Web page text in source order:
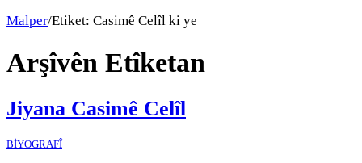
Malper/Etiket: Casimê Celîl ki ye
Arşîvên Etîketan
Jiyana Casimê Celîl
BİYOGRAFÎ